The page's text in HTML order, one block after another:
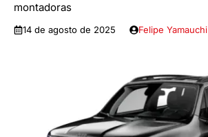
montadoras
14 de agosto de 2025 Felipe Yamauchi